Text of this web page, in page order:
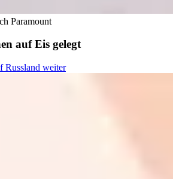
Paramount
auf Eis gelegt
Russland weiter